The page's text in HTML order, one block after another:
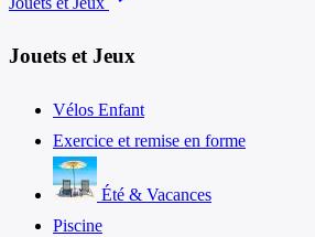
Jouets et Jeux
Vélos Enfant
Exercice et remise en forme
Été & Vacances
Piscine